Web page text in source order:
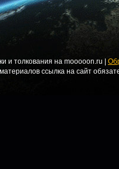
и толкования на mooooon.ru |
ссылка на сайт